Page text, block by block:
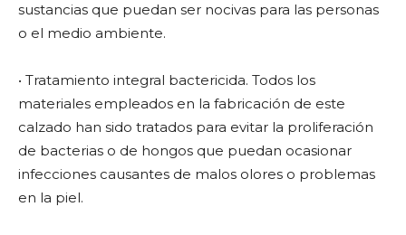
sustancias que puedan ser nocivas para las personas
o el medio ambiente.
• Tratamiento integral bactericida. Todos los
materiales empleados en la fabricación de este
calzado han sido tratados para evitar la proliferación
de bacterias o de hongos que puedan ocasionar
infecciones causantes de malos olores o problemas
en la piel.